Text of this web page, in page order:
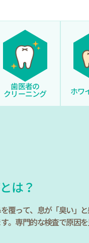
歯医者の
クリーニング ホワ
は？
覆って、息が「臭い」
。専門的な検査で原因